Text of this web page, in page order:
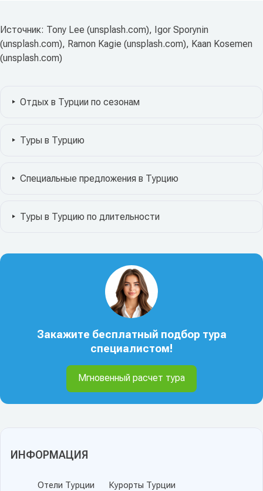
ИНФОРМАЦИЯ
Отели Турции
Курорты Турции
Источник: Tony Lee (unsplash.com), Igor Sporynin
(unsplash.com), Ramon Kagie (unsplash.com), Kaan Kosemen
(unsplash.com)
Отдых в Турции по сезонам
Туры в Турцию
Специальные предложения в Турцию
Туры в Турцию по длительности
Закажите бесплатный подбор тура
специалистом!
Мгновенный расчет тура